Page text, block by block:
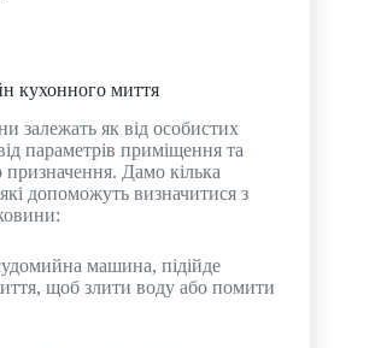
кухонного миття
залежать як від особистих
параметрів приміщення та
Дамо кілька
допоможуть визначитися з
машина, підійде
щоб злити воду або помити